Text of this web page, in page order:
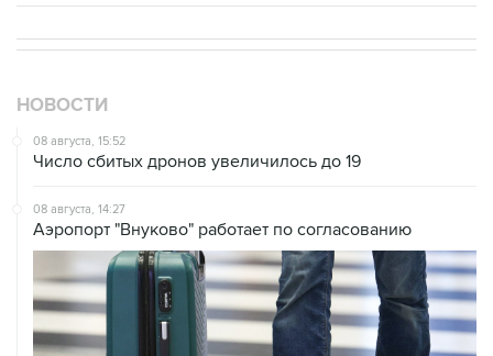
НОВОСТИ
08 августа, 15:52
Число сбитых дронов увеличилось до 19
08 августа, 14:27
Аэропорт "Внуково" работает по согласованию